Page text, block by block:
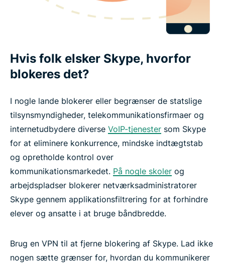
Hvis folk elsker Skype, hvorfor
blokeres det?
I nogle lande blokerer eller begrænser de statslige
tilsynsmyndigheder, telekommunikationsfirmaer og
internetudbydere diverse VoIP-tjenester som Skype
for at eliminere konkurrence, mindske indtægtstab
og opretholde kontrol over
kommunikationsmarkedet. På nogle skoler og
arbejdspladser blokerer netværksadministratorer
Skype gennem applikationsfiltrering for at forhindre
elever og ansatte i at bruge båndbredde.
Brug en VPN til at fjerne blokering af Skype. Lad ikke
nogen sætte grænser for, hvordan du kommunikerer